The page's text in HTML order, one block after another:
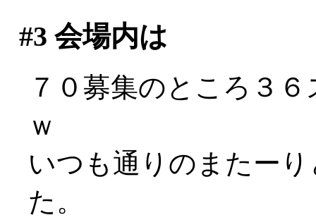
#3 会場内は
７０募集のところ３
ｗ
いつも通りのまたー
た。